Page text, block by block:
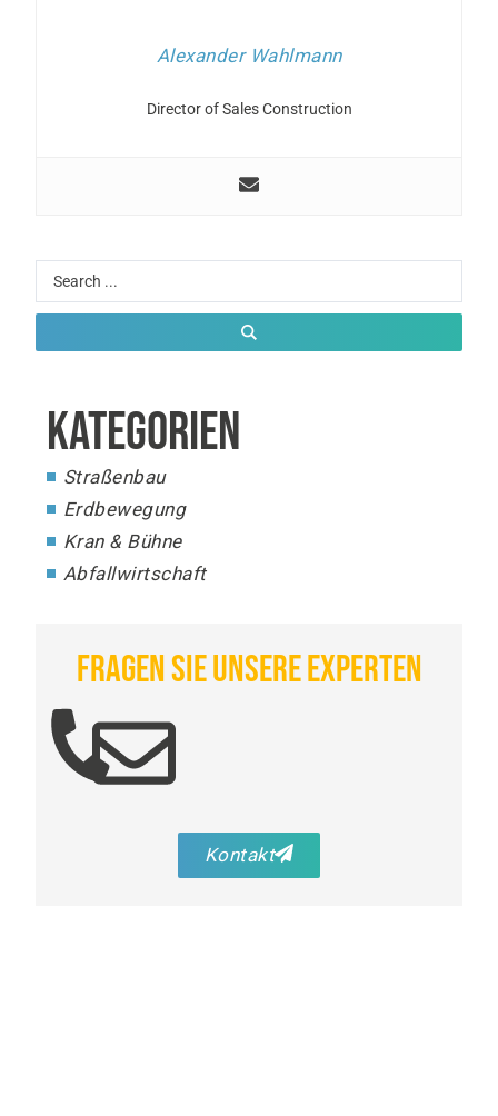
Alexander Wahlmann
Director of Sales Construction
KATEGORIEN
Straßenbau
Erdbewegung
Kran & Bühne
Abfallwirtschaft
FRAGEN SIE UNSERE EXPERTEN
Kontakt